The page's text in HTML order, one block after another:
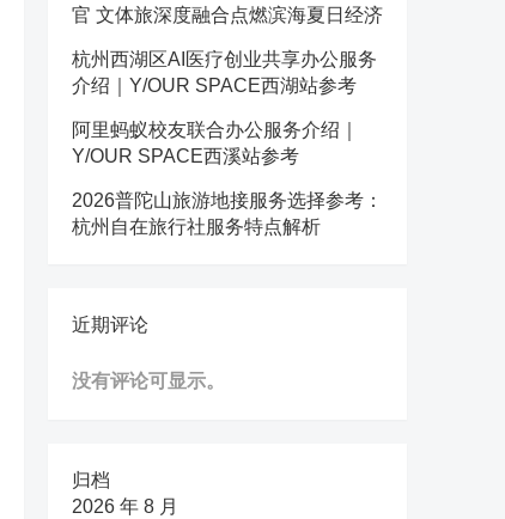
官 文体旅深度融合点燃滨海夏日经济
杭州西湖区AI医疗创业共享办公服务
介绍｜Y/OUR SPACE西湖站参考
阿里蚂蚁校友联合办公服务介绍｜
Y/OUR SPACE西溪站参考
2026普陀山旅游地接服务选择参考：
杭州自在旅行社服务特点解析
近期评论
没有评论可显示。
归档
2026 年 8 月